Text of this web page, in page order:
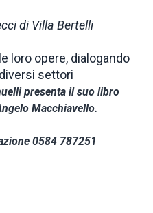
di Villa Bertelli
loro opere, dialogando
settori
presenta il suo libro
Macchiavello.
0584 787251